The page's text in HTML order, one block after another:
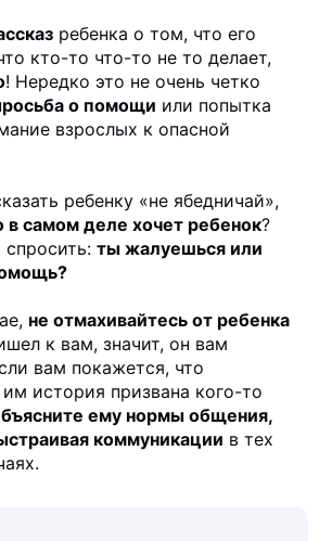
ребенка о том, что его
кто-то что-то не то делает,
! Нередко это не очень четко
росьба о помощи или попытка
взрослых к опасной
ребенку «не ябедничай»,
в самом деле хочет ребенок?
ты жалуешься или
не отмахивайтесь от ребенка
к вам, значит, он вам
вам покажется, что
им история призвана кого-то
бъясните ему нормы общения,
коммуникации в тех